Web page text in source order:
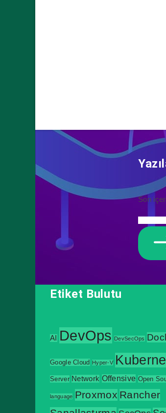
Son
Etiket Bulutu
AI DevOps DevSecOps
Google Cloud Hyper-V
Server Network Offensive Open
language Proxmox Rancher